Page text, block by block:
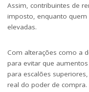
Assim, contribuintes de
imposto, enquanto quem
elevadas.
Com alterações como a
para evitar que
para escalões
real do poder de compra.